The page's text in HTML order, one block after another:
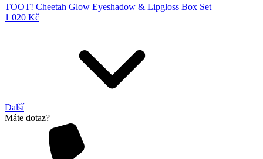
TOOT! Cheetah Glow Eyeshadow & Lipgloss Box Set
1 020 Kč
Další
Máte dotaz?